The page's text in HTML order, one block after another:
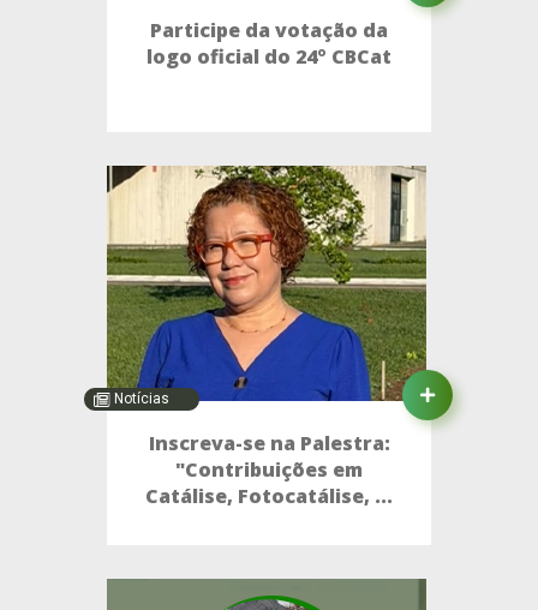
Participe da votação da
logo oficial do 24º CBCat
Notícias
Inscreva-se na Palestra:
"Contribuições em
Catálise, Fotocatálise, ...